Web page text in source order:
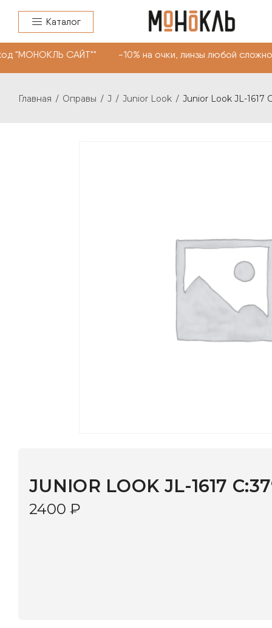
Каталог
САЙТ"" -10% на очки, линзы любой
Главная / Оправы / J / Junior Look / Junior Look JL-1617